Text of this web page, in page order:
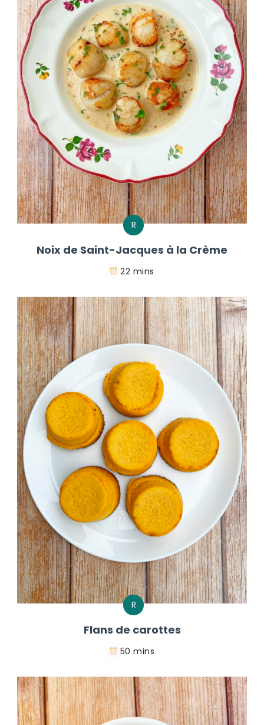
R
Noix de Saint-Jacques à la Crème
22 mins
R
Flans de carottes
50 mins